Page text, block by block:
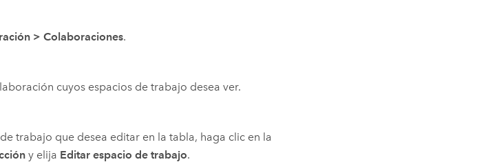
> Colaboraciones.
cuyos espacios de trabajo desea ver.
trabajo que desea editar en la tabla, haga clic en la
y elija Editar espacio de trabajo.